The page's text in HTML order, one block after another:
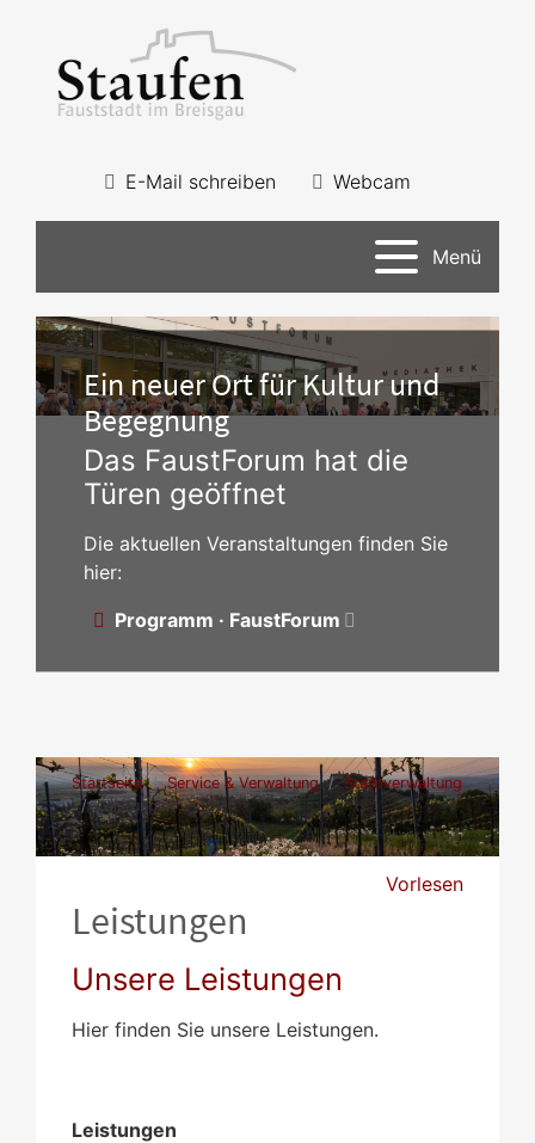
E-Mail schreiben Webcam
Menü
Ein neuer Ort für Kultur und
Begegnung
Das FaustForum hat die
Türen geöffnet
Die aktuellen Veranstaltungen finden Sie
hier:
Programm · FaustForum
Startseite Service & Verwaltung
Stadtverwaltung
Leistungen
Vorlesen
Leistungen
Unsere Leistungen
Hier finden Sie unsere Leistungen.
Leistungen